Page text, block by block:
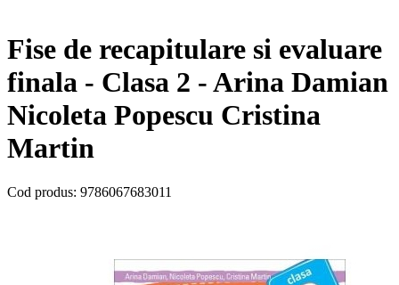
Fise de recapitulare si evaluare
finala - Clasa 2 - Arina Damian
Nicoleta Popescu Cristina
Martin
Cod produs: 9786067683011